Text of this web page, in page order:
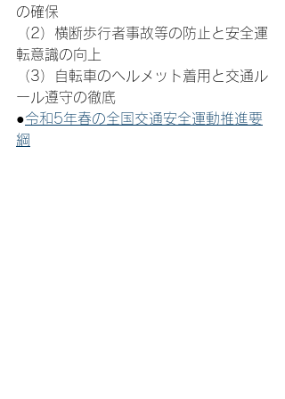
の確保
（2）横断歩行者事故等の防止と安全運
転意識の向上
（3）自転車のヘルメット着用と交通ル
ール遵守の徹底
●令和5年春の全国交通安全運動推進要
綱